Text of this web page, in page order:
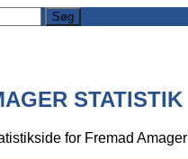
STATISTIK
for Fremad Amager